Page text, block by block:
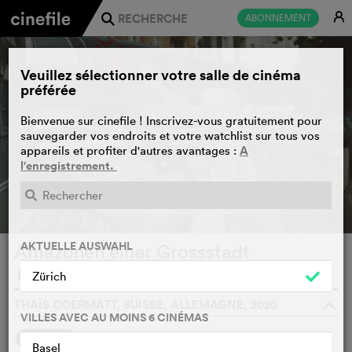
ABONNEMENT E
j
Amazonen einer Grossstadt
FWATCHLIST
Veuillez sélectionner votre salle de cinéma
préférée
Bienvenue sur cinefile ! Inscrivez-vous gratuitement pour
sauvegarder vos endroits et votre watchlist sur tous vos
appareils et profiter d'autres avantages : A
l'enregistrement.
AKTUELLE AUSWAHL
Zürich
VILLES AVEC AU MOINS 6 CINÉMAS
Basel